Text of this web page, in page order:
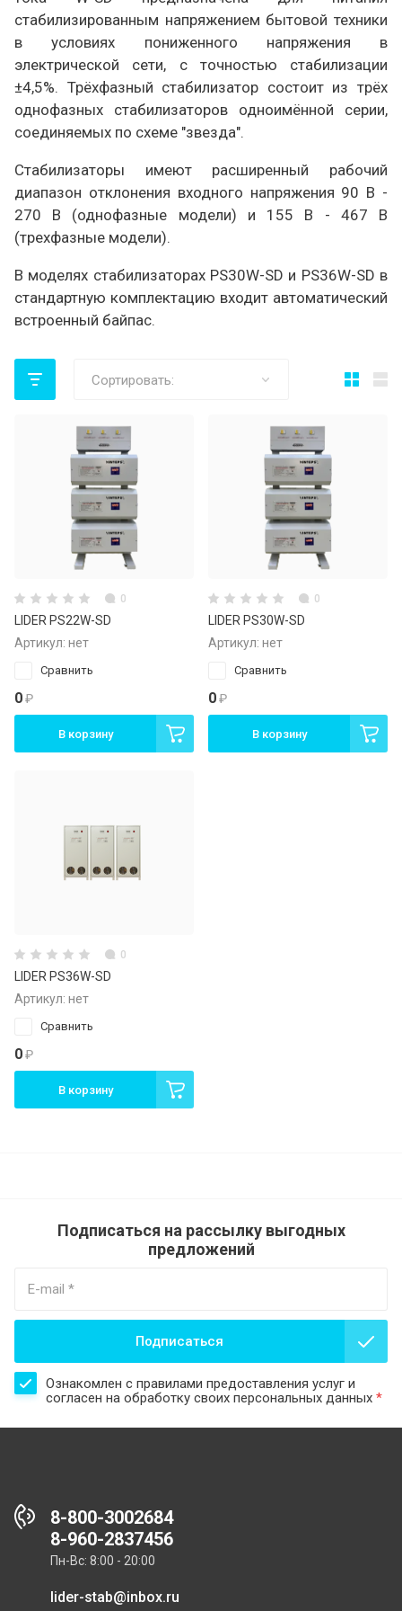
стабилизированным напряжением бытовой техники
в условиях пониженного напряжения в
электрической сети, с точностью стабилизации
±4,5%. Трёхфазный стабилизатор состоит из трёх
однофазных стабилизаторов одноимённой серии,
соединяемых по схеме "звезда".
Стабилизаторы имеют расширенный рабочий
диапазон отклонения входного напряжения 90 В -
270 В (однофазные модели) и 155 В - 467 В
(трехфазные модели).
В моделях стабилизаторах PS30W-SD и PS36W-SD в
стандартную комплектацию входит автоматический
встроенный байпас.
Сортировать:
0
LIDER PS22W-SD
Артикул: нет
Сравнить
0₽
В корзину
0
LIDER PS30W-SD
Артикул: нет
Сравнить
0₽
В корзину
0
LIDER PS36W-SD
Артикул: нет
Сравнить
0₽
В корзину
Подписаться на рассылку выгодных
предложений
Ознакомлен с правилами предоставления услуг и
согласен на обработку своих персональных данных *
Подписаться
8-800-3002684
8-960-2837456
Пн-Вс: 8:00 - 20:00
lider-stab@inbox.ru